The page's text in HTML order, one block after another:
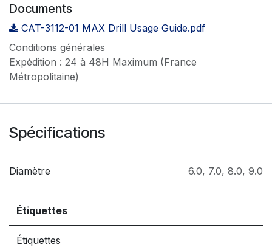
Documents
CAT-3112-01 MAX Drill Usage Guide.pdf
Conditions générales
Expédition : 24 à 48H Maximum (France
Métropolitaine)
Spécifications
Diamètre 6.0, 7.0, 8.0, 9.0
Étiquettes
Étiquettes